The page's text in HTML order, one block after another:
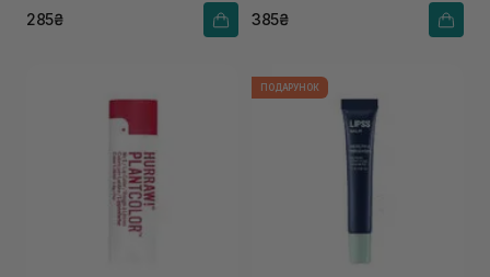
285₴ 385₴
ПОДАРУНОК